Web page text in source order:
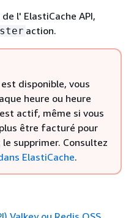
l' ElastiCache API,
action.
disponible, vous
heure ou heure
actif, même si vous
être facturé pour
supprimer. Consultez
ElastiCache.